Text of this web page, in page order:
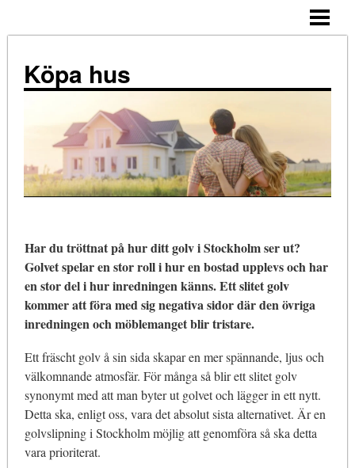
TIPS
NÄR KÖPA?
KOSTNADER
BLOGG
Köpa hus
Har du tröttnat på hur ditt golv i Stockholm ser ut?
Golvet spelar en stor roll i hur en bostad upplevs och har
en stor del i hur inredningen känns. Ett slitet golv
kommer att föra med sig negativa sidor där den övriga
inredningen och möblemanget blir tristare.
Ett fräscht golv å sin sida skapar en mer spännande, ljus och
välkomnande atmosfär. För många så blir ett slitet golv
synonymt med att man byter ut golvet och lägger in ett nytt.
Detta ska, enligt oss, vara det absolut sista alternativet. Är en
golvslipning i Stockholm möjlig att genomföra så ska detta
vara prioriterat.